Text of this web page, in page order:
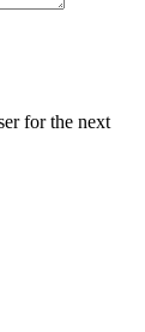
for the next